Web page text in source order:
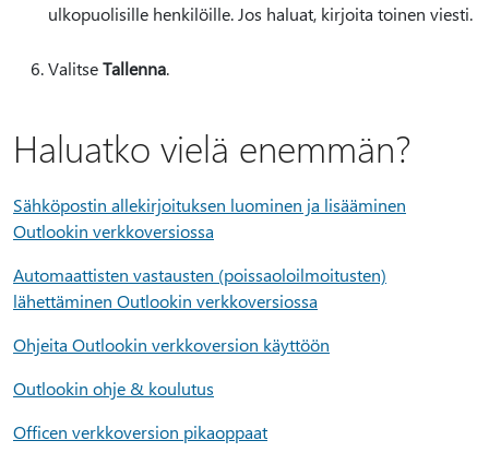
ulkopuolisille henkilöille. Jos haluat, kirjoita toinen viesti.
ValitseTallenna.
Haluatko vielä enemmän?
Sähköpostin allekirjoituksen luominen ja lisääminen
Outlookin verkkoversiossa
Automaattisten vastausten (poissaoloilmoitusten)
lähettäminen Outlookin verkkoversiossa
Ohjeita Outlookin verkkoversion käyttöön
Outlookin ohje & koulutus
Officen verkkoversion pikaoppaat